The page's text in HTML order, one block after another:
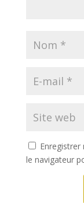
le navigateur